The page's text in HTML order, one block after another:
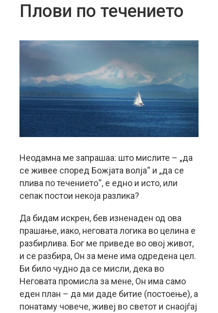
Плови по течението
Неодамна ме запрашаа: што мислите – „да
се живее според Божјата волја“ и „да се
плива по течението“, е едно и исто, или
сепак постои некоја разлика?
Да бидам искрен, бев изненаден од ова
прашање, иако, неговата логика во целина е
разбирлива. Бог ме приведе во овој живот,
и се разбира, Он за мене има одредена цел.
Би било чудно да се мисли, дека во
Неговата промисла за мене, Он има само
еден план – да ми даде битие (постоење), а
понатаму човече, живеј во светот и снаојѓај